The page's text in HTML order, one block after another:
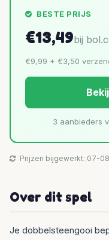
BESTE PRIJS
€13,49bij
€9,99 + €3,50
3 aanbieders
Prijzen bijgewerkt: 07-
Over dit spel
Je dobbelsteengooi